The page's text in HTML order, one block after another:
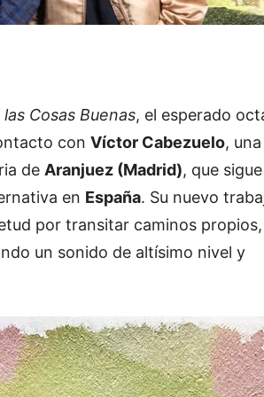
las Cosas Buenas, el esperado
con Víctor Cabezuelo, una
de Aranjuez (Madrid), que sigue
en España. Su nuevo
por transitar caminos propios,
un sonido de altísimo nivel y